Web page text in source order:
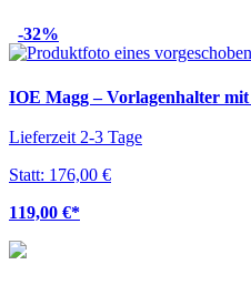
-32%
IOE Magg – Vorlagenhalter
Lieferzeit 2-3 Tage
Statt: 176,00 €
119,00 €*